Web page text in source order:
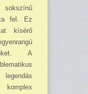
fel. Ez
kísérő
A